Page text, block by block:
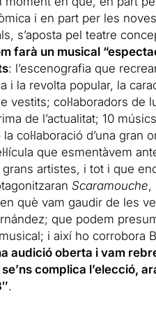
i en part per les
s’aposta pel teatre
farà un musical
: l’escenografia que
i la revolta popular, la
vestits; col·laboradors de
de l’actualitat; 10
col·laboració d’una gran
que esmentàvem
artistes, i tot i que
Scaramouche,
què vam gaudir de les
que podem
i així ho corrobora
audició oberta i vam
complica l’elecció,
.